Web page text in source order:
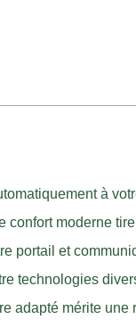
à
confort moderne
portail et
technologies
adapté mérite